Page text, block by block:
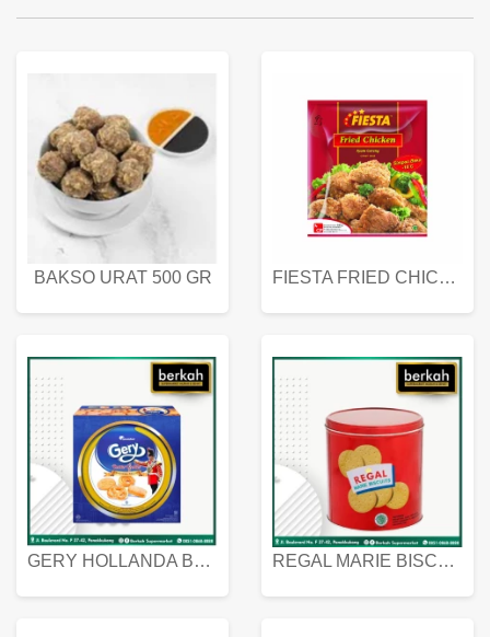
BAKSO URAT 500 GR FIESTA FRIED CHICKEN 500 GR
GERY HOLLANDA BUTTER COOKIES 450 GRAM REGAL MARIE BISCUIT KALENG 550 GRAM